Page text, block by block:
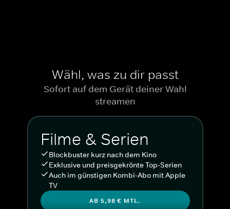
Wähl, was zu dir passt
Sofort auf dem Gerät deiner Wahl
streamen
Filme & Serien
Blockbuster kurz nach dem Kino
Exklusive und preisgekrönte Top-Serien
Auch im günstigen Kombi-Abo mit Apple
TV
AB 5,98 € MTL.